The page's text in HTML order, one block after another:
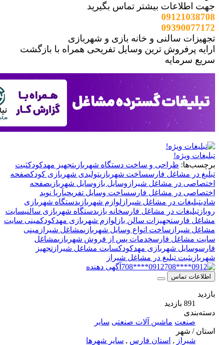
بیشتر تماس بگیرید
سالنی و خانه بازی و شهربازی
ترین وسایل تفریحی همراه با بازگشت
طراحی و ساخت دستگاه شهربازیتجهیز مهدکودک ثبت
مشاغل فارسساخت شهربازیتولیدی شهربازی کودکصفحه
در مشاغل شیرازوسایل بازوسایل شهربازی صفحه
در مشاغل فارسساخت وسایل تفریحیآریا نوید
در مشاغل شیرازلوازم شهربازیدستگاه شهربازی
در مشاغل فارسخانه بازیدستگاه شهربازی سالنیسایت
تجهیزات سالن باز لوازم شهربازی مهدکودک مینی سایت
ساخت انواع وسایل شهربازی مشاغل شیرازمینی
فارسخدمات پس از فروش شهربازی مشاغل
شهربازی مهدکودک سایت مشاغل شیرازتجهیز
تبلیغ در مشاغل شیراز
0912****708
آگهی دهنده
تماس
ماشین آلات صنعتی سایر
استان فارس,سایر شهرها